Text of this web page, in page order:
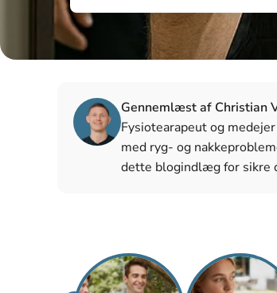
Gennemlæst af Christian
Fysiotearapeut og
med ryg- og
dette blogindlæg for sikre